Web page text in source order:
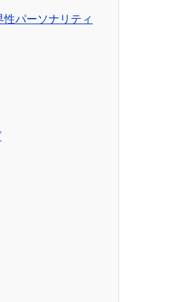
パーソナリティ